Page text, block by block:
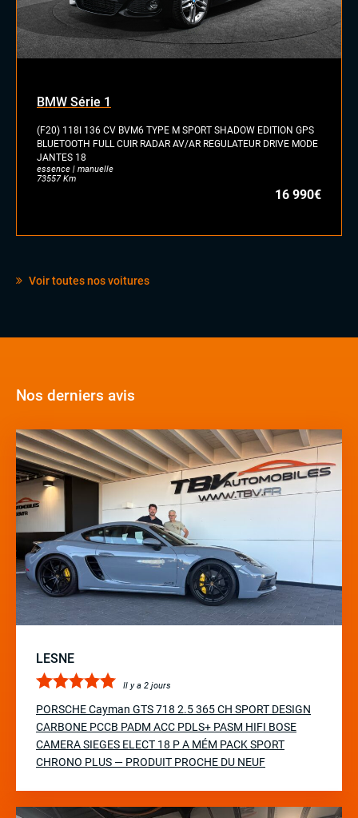
BMW Série 1
(F20) 118I 136 CV BVM6 TYPE M SPORT SHADOW EDITION GPS
BLUETOOTH FULL CUIR RADAR AV/AR REGULATEUR DRIVE MODE
JANTES 18
essence | manuelle
73557 Km
16 990€
Voir toutes nos voitures
Nos derniers avis
LESNE
Il y a 2 jours
PORSCHE Cayman GTS 718 2.5 365 CH SPORT DESIGN
CARBONE PCCB PADM ACC PDLS+ PASM HIFI BOSE
CAMERA SIEGES ELECT 18 P A MÉM PACK SPORT
CHRONO PLUS — PRODUIT PROCHE DU NEUF